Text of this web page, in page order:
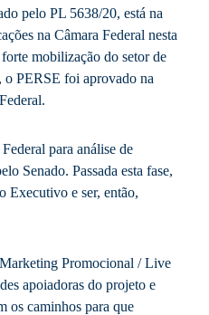
pelo PL 5638/20, está na
na Câmara Federal nesta
mobilização do setor de
PERSE foi aprovado na
para análise de
Senado. Passada esta fase,
Executivo e ser, então,
Promocional / Live
apoiadoras do projeto e
os caminhos para que